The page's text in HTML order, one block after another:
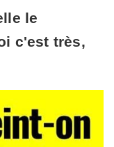
le
c'est très,